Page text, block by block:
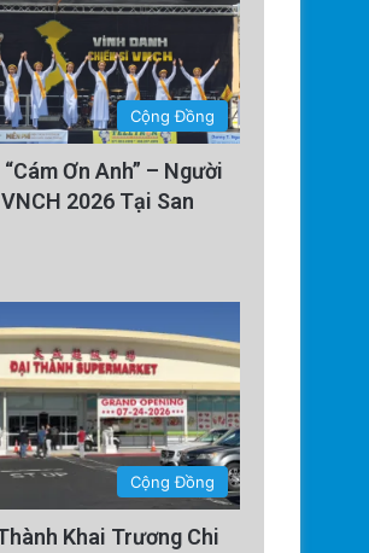
Cộng Đồng
Ơn Anh” – Người
2026 Tại San
Cộng Đồng
Khai Trương Chi